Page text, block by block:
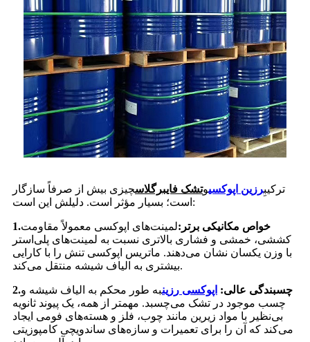
ترکیبِرزین اپوکسیوتشک فایبرگلاسچیزی بیش از صرفاً سازگار
است؛ بسیار مؤثر است. دلیلش این است:
1. خواص مکانیکی برتر:لمینت‌های اپوکسی معمولاً مقاومت
کششی، خمشی و فشاری بالاتری نسبت به لمینت‌های پلی‌استر
با وزن یکسان نشان می‌دهند. ماتریس اپوکسی تنش را با کارایی
بیشتری به الیاف شیشه منتقل می‌کند.
2. چسبندگی عالی: اپوکسی رزینبه طور محکم به الیاف شیشه و
چسب موجود در تشک می‌چسبد. مهمتر از همه، یک پیوند ثانویه
بی‌نظیر با مواد زیرین مانند چوب، فلز و هسته‌های فومی ایجاد
می‌کند که آن را برای تعمیرات و سازه‌های ساندویچی کامپوزیتی